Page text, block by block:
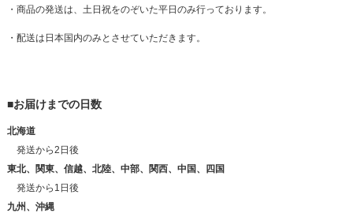
・商品の発送は、土日祝をのぞいた平日のみ行っております。
・配送は日本国内のみとさせていただきます。
■お届けまでの日数
北海道
発送から2日後
東北、関東、信越、北陸、中部、関西、中国、四国
発送から1日後
九州、沖縄